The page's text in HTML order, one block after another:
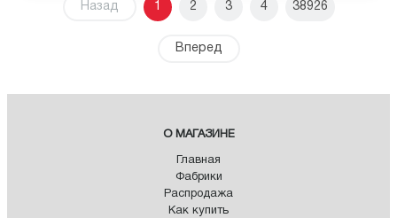
Назад 1 2 3 4 38926
Вперед
О МАГАЗИНЕ
Главная
Фабрики
Распродажа
Как купить